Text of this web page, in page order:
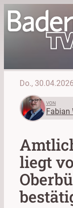
Do., 30.04.2026
VON
Fabian
liegt